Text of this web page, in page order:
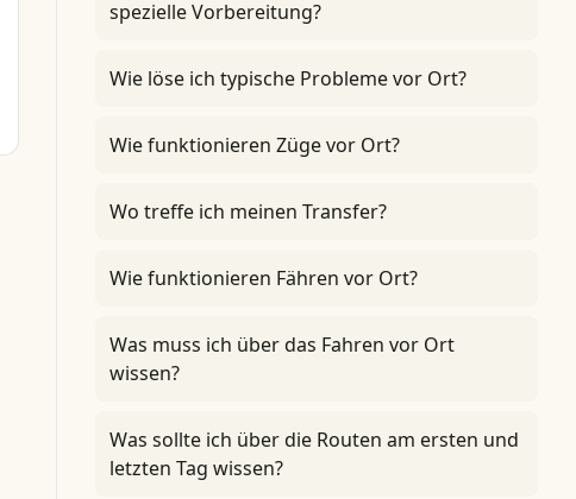
spezielle Vorbereitung?
Wie löse ich typische Probleme vor Ort?
Wie funktionieren Züge vor Ort?
Wo treffe ich meinen Transfer?
Wie funktionieren Fähren vor Ort?
Was muss ich über das Fahren vor Ort
wissen?
Was sollte ich über die Routen am ersten und
letzten Tag wissen?